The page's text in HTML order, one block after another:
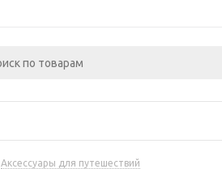
Аксессуары для путешествий